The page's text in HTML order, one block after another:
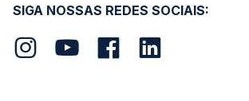
SIGA NOSSAS REDES SOCIAIS: